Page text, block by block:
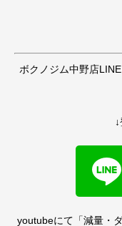
ボクノジム中野店
youtubeにて「減量・